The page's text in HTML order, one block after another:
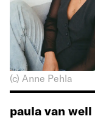
(c) Anne Pehla
paula van well